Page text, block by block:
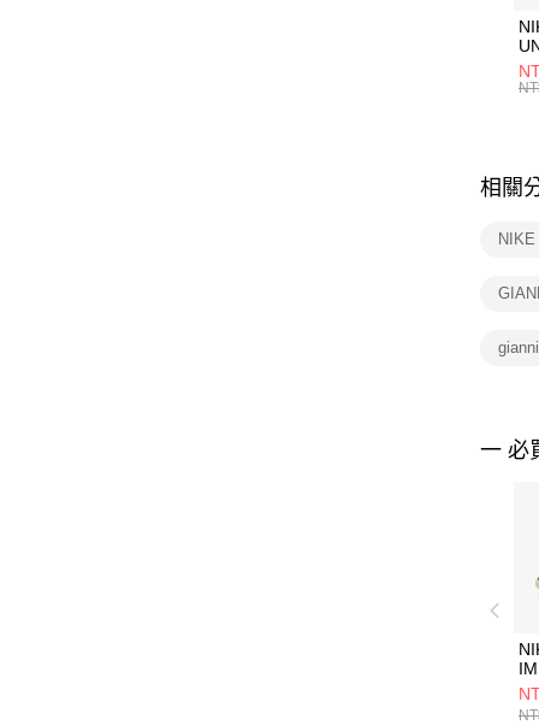
統
相關
一 必